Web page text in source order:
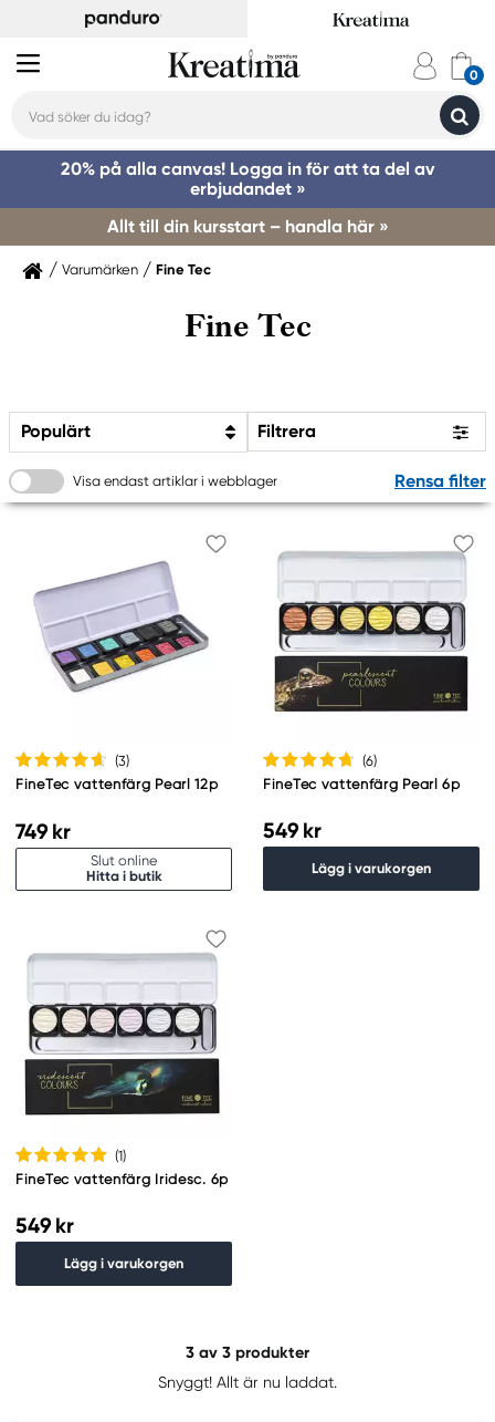
20% på alla canvas! Logga in för att ta del av
erbjudandet »
Allt till din kursstart – handla här »
Varumärken Fine Tec
Fine Tec
Populärt Filtrera
Visa endast artiklar i webblager Rensa filter
(3)
FineTec vattenfärg Pearl 12p
749 kr
Slut online
Hitta i butik
(6)
FineTec vattenfärg Pearl 6p
549 kr
Lägg i varukorgen
(1)
FineTec vattenfärg Iridesc. 6p
549 kr
Lägg i varukorgen
3 av 3 produkter
Snyggt! Allt är nu laddat.